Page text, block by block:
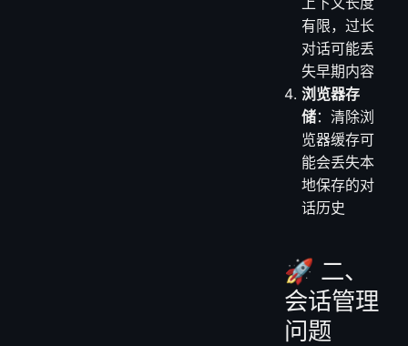
有限，过长
对话可能丢
失早期内容
浏览器存
储：清除浏
览器缓存可
能会丢失本
地保存的对
话历史
🚀 二、
会话管理
问题